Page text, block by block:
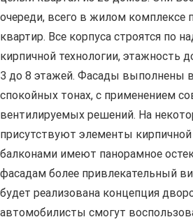
очереди, всего в жилом комплексе
квартир. Все корпуса строятся по
кирпичной технологии, этажность
3 до 8 этажей. Фасады выполнены в
спокойных тонах, с применением
вентилируемых решений. На
присутствуют элементы
балконами имеют панорамное
фасадам более привлекательный
будет реализована концепция
автомобилисты смогут